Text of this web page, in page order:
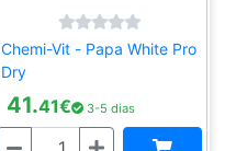
Chemi-Vit - Papa White Pro
Dry
41.41€ 3-5 dias
Quantidade